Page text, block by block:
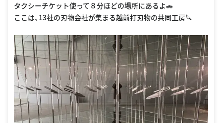
タクシーチケット使って８分ほどの場所にあるよ🚗
ここは、13社の刃物会社が集まる越前打刃物の共同工房🔪